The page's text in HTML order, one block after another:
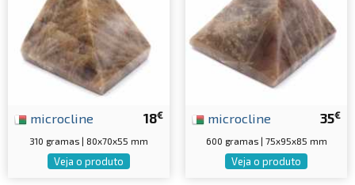
18€
microcline
310 gramas | 80x70x55 mm
Veja o produto
35€
microcline
600 gramas | 75x95x85 mm
Veja o produto